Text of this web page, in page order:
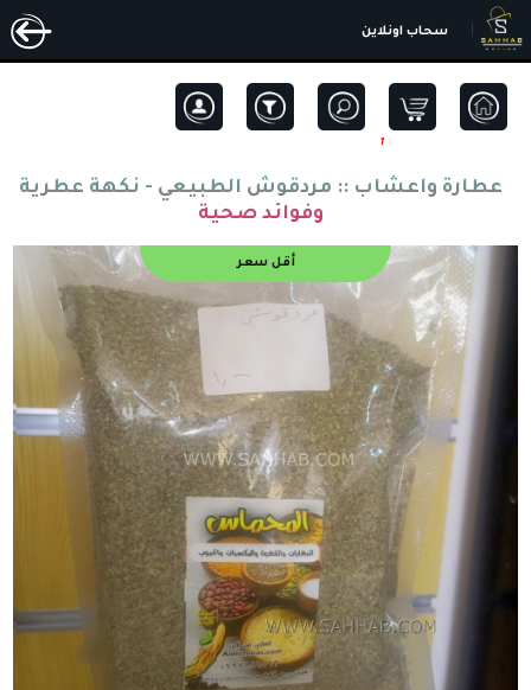
سحاب اونلاين
1
عطارة واعشاب :: مردقوش الطبيعي - نكهة عطرية
وفوائد صحية
أقل سعر